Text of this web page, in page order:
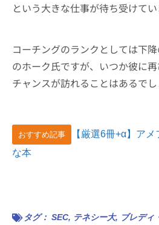
という大きな仕事が待ち受けてい
コーチングのランクとしては下
のホーク氏ですが、いつか彼に
チャンスが訪れることはあるでし
おすすめ記事
【厳選6冊+α】ア
な本
タグ： SEC, テネシー大, ブレディ